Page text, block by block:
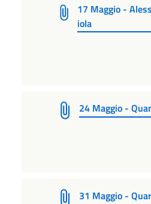
17 Maggio -
iola
24 Maggio -
31 Maggio -